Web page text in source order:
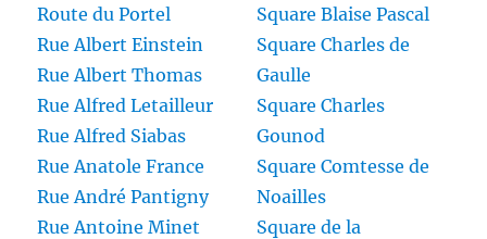
Route du Portel
Rue Albert Einstein
Rue Albert Thomas
Rue Alfred Letailleur
Rue Alfred Siabas
Rue Anatole France
Rue André Pantigny
Rue Antoine Minet
Square Blaise Pascal
Square Charles de
Gaulle
Square Charles
Gounod
Square Comtesse de
Noailles
Square de la